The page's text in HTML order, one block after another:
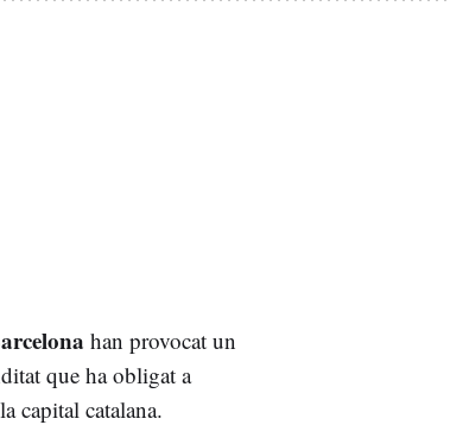
han provocat un
que ha obligat a
capital catalana.